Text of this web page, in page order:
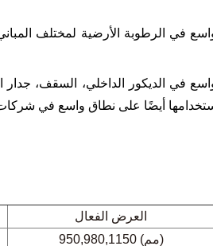
في الرطوبة الأرضية لمختلف
في الديكور الداخلي، السقف،
العرض الفعال
950,980,1150 (مم)